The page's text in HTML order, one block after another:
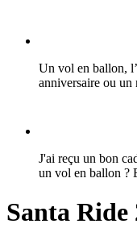
Un vol en ballon,
anniversaire ou un
J'ai reçu un bon
un vol en ballon ?
Santa Ride